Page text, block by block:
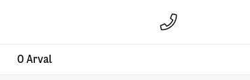
O Arval